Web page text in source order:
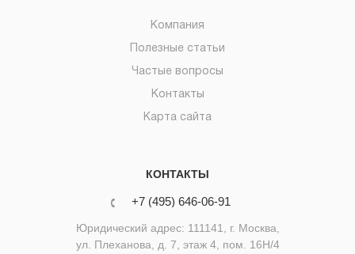
Компания
Полезные статьи
Частые вопросы
Контакты
Карта сайта
КОНТАКТЫ
+7 (495) 646-06-91
Юридический адрес: 111141, г. Москва,
ул. Плеханова, д. 7, этаж 4, пом. 16Н/4